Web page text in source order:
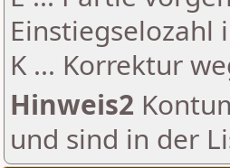
Einstiegselozahl
K ... Korrektur
Hinweis2
und sind in der